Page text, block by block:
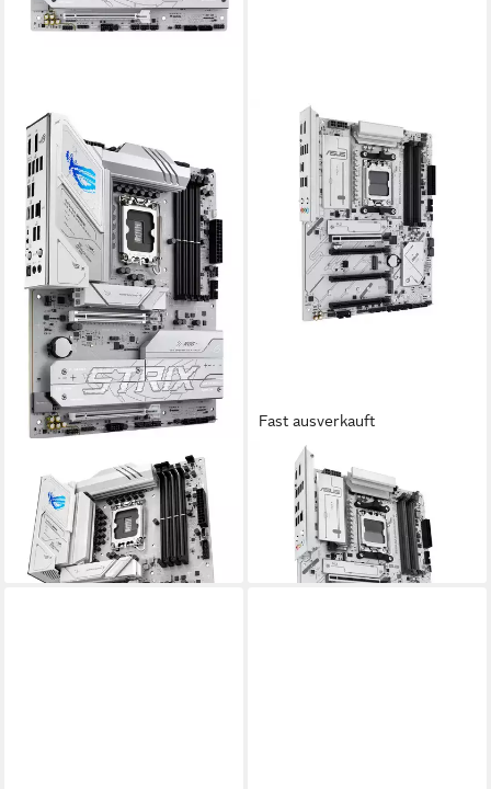
ROG STRIX B860-A GAMING
WIFI Mainboard
ab 253,92 €
lieferbar - in 3-4 Werktagen bei dir
Fast ausverkauft
B850 MAX GAMING WIFI W
Mainboard
ab 218,00 €
lieferbar - in 3-4 Werktagen bei dir